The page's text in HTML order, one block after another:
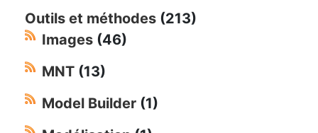
Outils et méthodes (213)
Images (46)
MNT (13)
Model Builder (1)